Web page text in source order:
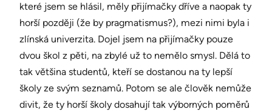
které jsem se hlásil, měly přijímačky dříve a naopak ty
horší později (že by pragmatismus?), mezi nimi byla i
zlínská univerzita. Dojel jsem na přijímačky pouze
dvou škol z pěti, na zbylé už to nemělo smysl. Dělá to
tak většina studentů, kteří se dostanou na ty lepší
školy ze svým seznamů. Potom se ale člověk nemůže
divit, že ty horší školy dosahují tak výborných poměrů